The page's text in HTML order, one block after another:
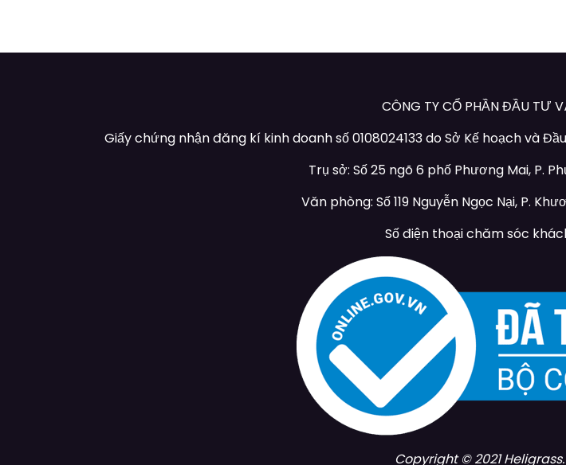
CÔNG TY CỔ PHẦN ĐẦU TƯ
Giấy chứng nhận đăng kí kinh doanh số 0108024133 do Sở Kế hoạch và
Trụ sở: Số 25 ngõ 6 phố Phương Mai, P.
Văn phòng: Số 119 Nguyễn Ngọc Nại, P.
Số điện thoại chăm sóc
Copyright © 2021